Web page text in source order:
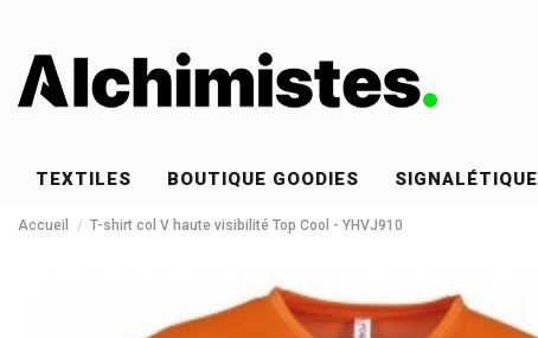
TEXTILES BOUTIQUE GOODIES SIGNALÉTIQUE
Accueil T-shirt col V haute visibilité Top Cool - YHVJ910